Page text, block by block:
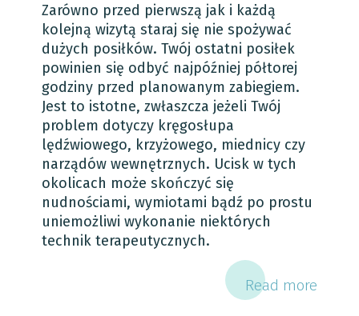
Zarówno przed pierwszą jak i każdą
kolejną wizytą staraj się nie spożywać
dużych posiłków. Twój ostatni posiłek
powinien się odbyć najpóźniej półtorej
godziny przed planowanym zabiegiem.
Jest to istotne, zwłaszcza jeżeli Twój
problem dotyczy kręgosłupa
lędźwiowego, krzyżowego, miednicy czy
narządów wewnętrznych. Ucisk w tych
okolicach może skończyć się
nudnościami, wymiotami bądź po prostu
uniemożliwi wykonanie niektórych
technik terapeutycznych.
Read more